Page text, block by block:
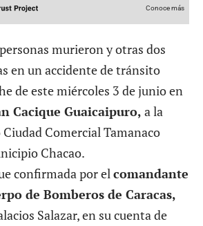
Conoce más
murieron y otras dos
en un accidente de tránsito
de este miércoles 3 de junio en
Cacique Guaicaipuro, a la
Comercial Tamanaco
Chacao.
confirmada por el comandante
de Bomberos de Caracas,
Salazar, en su cuenta de